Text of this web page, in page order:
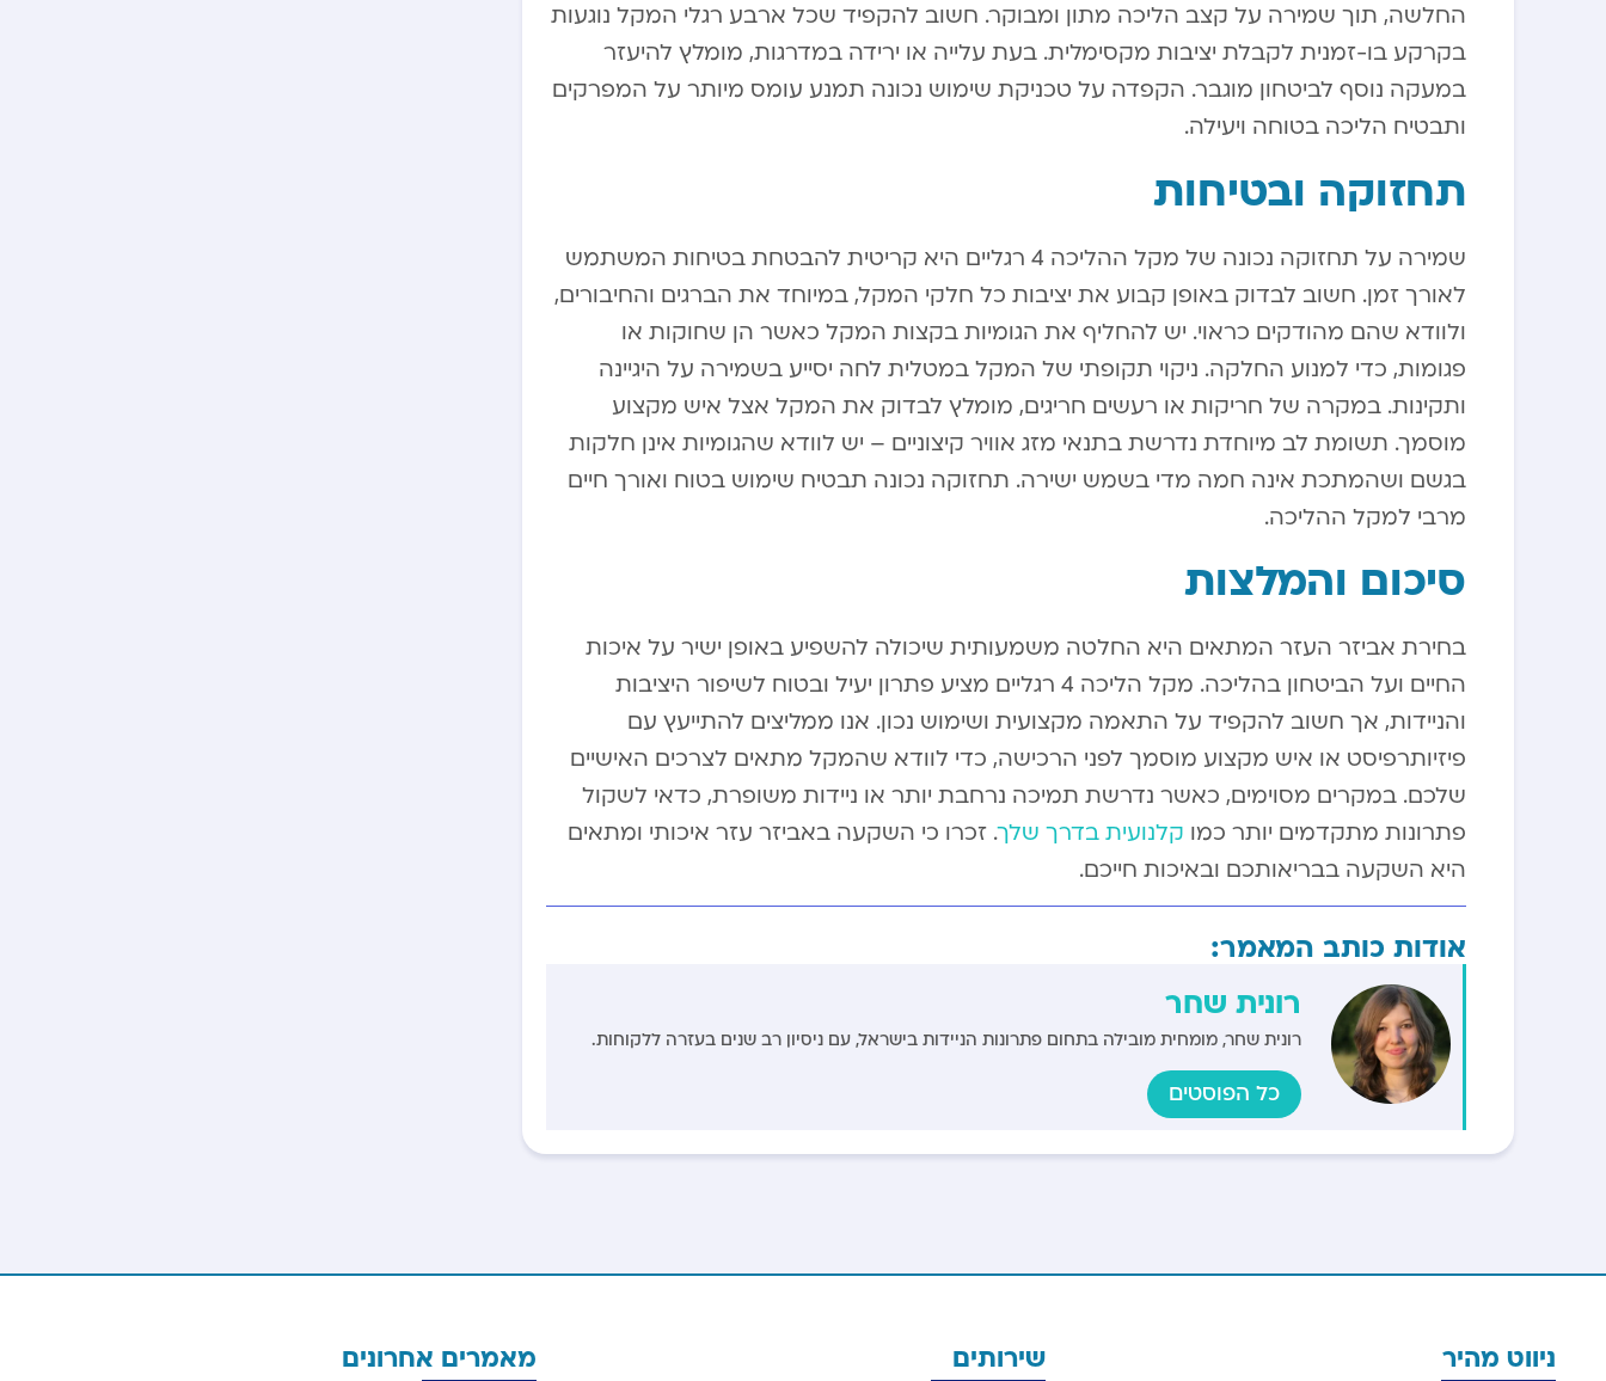
החלשה, תוך שמירה על קצב הליכה מתון ומבוקר. חשוב להקפיד שכל ארבע רגלי המקל נוגעות
בקרקע בו-זמנית לקבלת יציבות מקסימלית. בעת עלייה או ירידה במדרגות, מומלץ להיעזר
במעקה נוסף לביטחון מוגבר. הקפדה על טכניקת שימוש נכונה תמנע עומס מיותר על המפרקים
ותבטיח הליכה בטוחה ויעילה.
תחזוקה ובטיחות
שמירה על תחזוקה נכונה של מקל ההליכה 4 רגליים היא קריטית להבטחת בטיחות המשתמש
לאורך זמן. חשוב לבדוק באופן קבוע את יציבות כל חלקי המקל, במיוחד את הברגים והחיבורים,
ולוודא שהם מהודקים כראוי. יש להחליף את הגומיות בקצות המקל כאשר הן שחוקות או
פגומות, כדי למנוע החלקה. ניקוי תקופתי של המקל במטלית לחה יסייע בשמירה על היגיינה
ותקינות. במקרה של חריקות או רעשים חריגים, מומלץ לבדוק את המקל אצל איש מקצוע
מוסמך. תשומת לב מיוחדת נדרשת בתנאי מזג אוויר קיצוניים – יש לוודא שהגומיות אינן חלקות
בגשם ושהמתכת אינה חמה מדי בשמש ישירה. תחזוקה נכונה תבטיח שימוש בטוח ואורך חיים
מרבי למקל ההליכה.
סיכום והמלצות
בחירת אביזר העזר המתאים היא החלטה משמעותית שיכולה להשפיע באופן ישיר על איכות
החיים ועל הביטחון בהליכה. מקל הליכה 4 רגליים מציע פתרון יעיל ובטוח לשיפור היציבות
והניידות, אך חשוב להקפיד על התאמה מקצועית ושימוש נכון. אנו ממליצים להתייעץ עם
פיזיותרפיסט או איש מקצוע מוסמך לפני הרכישה, כדי לוודא שהמקל מתאים לצרכים האישיים
שלכם. במקרים מסוימים, כאשר נדרשת תמיכה נרחבת יותר או ניידות משופרת, כדאי לשקול
פתרונות מתקדמים יותר כמו קלנועית בדרך שלך. זכרו כי השקעה באביזר עזר איכותי ומתאים
היא השקעה בבריאותכם ובאיכות חייכם.
אודות כותב המאמר:
רונית שחר
רונית שחר, מומחית מובילה בתחום פתרונות הניידות בישראל, עם ניסיון רב שנים בעזרה ללקוחות.
כל הפוסטים
ניווט מהיר שירותים מאמרים אחרונים